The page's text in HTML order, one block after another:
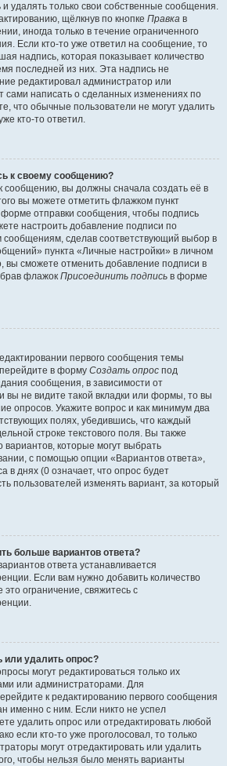
удалять только свои собственные сообщения.
щёлкнув по кнопке Правка в
иногда только в течение ограниченного
Если кто-то уже ответил на сообщение, то
надпись, которая показывает количество
последней из них. Эта надпись не
редактировал администратор или
сами написать о сделанных изменениях по
что обычные пользователи не могут удалить
кто-то ответил.
к своему сообщению?
сообщению, вы должны сначала создать её в
вы можете отметить флажком пункт
форме отправки сообщения, чтобы подпись
настроить добавление подписи по
сделав соответствующий выбор в
пункта «Личные настройки» в личном
вы сможете отменить добавление подписи в
флажок Присоединить подпись в форме
первого сообщения темы
в форму Создать опрос под
сообщения, в зависимости от
вы не видите такой вкладки или формы, то вы
опросов. Укажите вопрос и как минимум два
полях, убедившись, что каждый
строке текстового поля. Вы также
вариантов, которые могут выбрать
с помощью опции «Вариантов ответа»,
в днях (0 означает, что опрос будет
пользователей изменять вариант, за который
больше вариантов ответа?
ответа устанавливается
Если вам нужно добавить количество
ограничение, свяжитесь с
или удалить опрос?
могут редактироваться только их
или администраторами. Для
к редактированию первого сообщения
именно с ним. Если никто не успел
удалить опрос или отредактировать любой
если кто-то уже проголосовал, то только
могут отредактировать или удалить
чтобы нельзя было менять варианты